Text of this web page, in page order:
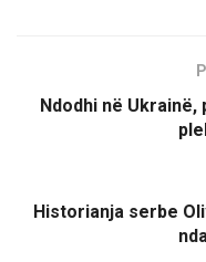
Ndodhi në
Historianja serbe